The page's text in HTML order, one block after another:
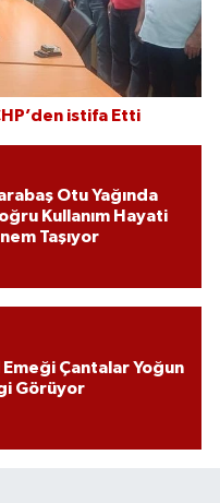
istifa Etti
Otu Yağında
Kullanım Hayati
Taşıyor
Emeği Çantalar Yoğun
Görüyor